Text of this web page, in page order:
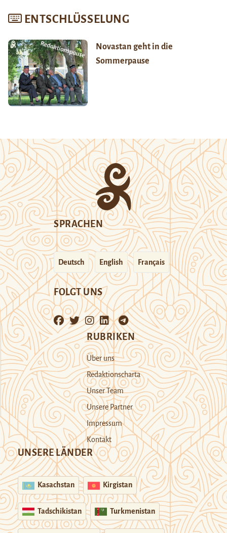
ENTSCHLÜSSELUNG
Novastan geht in die
Sommerpause
SPRACHEN
Deutsch English Français
FOLGT UNS
RUBRIKEN
Über uns
Redaktionscharta
Unser Team
Unsere Partner
Impressum
Kontakt
UNSERE LÄNDER
Kasachstan Kirgistan
Tadschikistan Turkmenistan